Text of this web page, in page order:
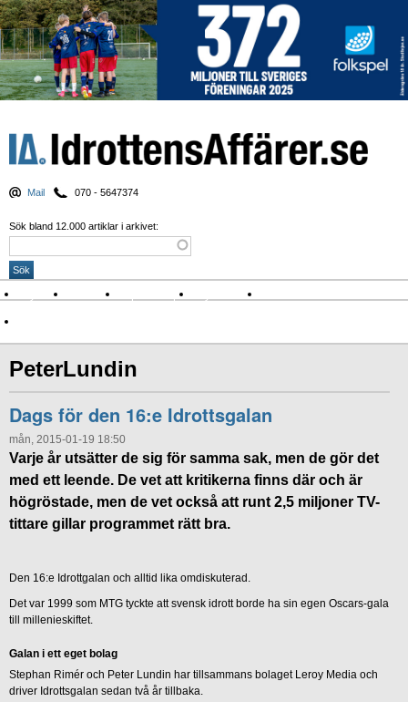
Mail 070 - 5647374
Sök bland 12.000 artiklar i arkivet:
Nyheter Krönikor Sport & spel Nyhetsbrev
PeterLundin
Dags för den 16:e Idrottsgalan
mån, 2015-01-19 18:50
Varje år utsätter de sig för samma sak, men de gör det
med ett leende. De vet att kritikerna finns där och är
högröstade, men de vet också att runt 2,5 miljoner TV-
tittare gillar programmet rätt bra.
Den 16:e Idrottgalan och alltid lika omdiskuterad.
Det var 1999 som MTG tyckte att svensk idrott borde ha sin egen Oscars-gala
till millenieskiftet.
Galan i ett eget bolag
Stephan Rimér och Peter Lundin har tillsammans bolaget Leroy Media och
driver Idrottsgalan sedan två år tillbaka.